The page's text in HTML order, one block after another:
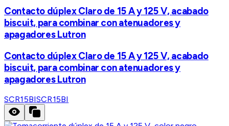
Contacto dúplex Claro de 15 A y 125 V, acabado
biscuit, para combinar con atenuadores y
apagadores Lutron
Contacto dúplex Claro de 15 A y 125 V, acabado
biscuit, para combinar con atenuadores y
apagadores Lutron
SCR15BISCR15BI